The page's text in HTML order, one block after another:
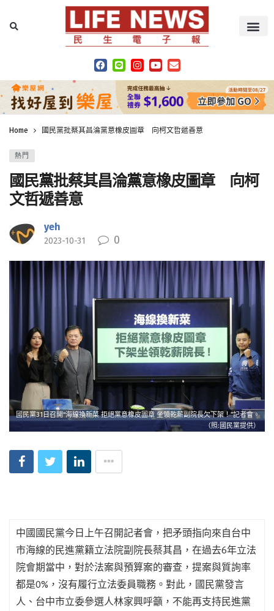
Home 國民黨批蔡其昌淪黨意橡皮圖章 向柯文哲遞善意
熱門
國民黨批蔡其昌淪黨意橡皮圖章 向柯
文哲遞善意
yeh
2023-10-31 0
國民黨31日召開“海線換新菜 拒絕黨意橡皮圖章 坐領乾薪副院長欠下架！”記者會。
（照:國民黨提供）
中國國民黨今日上午召開記者會，把矛頭指向來自台中
市海線的民進黨籍立法院副院長蔡其昌，在過去6年立法
院會期當中，對於法案與預算案的審查，提案與質詢率
都是0%，沒有履行立法委員職務。對此，國民黨發言
人、台中市立委參選人林家興呼籲，不能再支持民進黨